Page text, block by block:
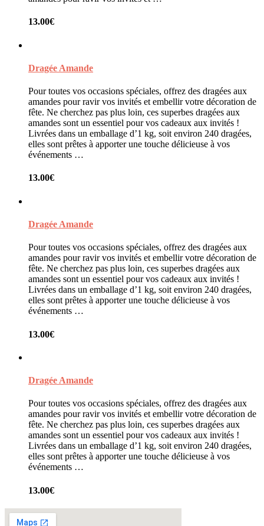
13.00€
Dragée Amande
Pour toutes vos occasions spéciales, offrez des dragées aux
amandes pour ravir vos invités et embellir votre décoration de
fête. Ne cherchez pas plus loin, ces superbes dragées aux
amandes sont un essentiel pour vos cadeaux aux invités !
Livrées dans un emballage d’1 kg, soit environ 240 dragées,
elles sont prêtes à apporter une touche délicieuse à vos
événements …
13.00€
Dragée Amande
Pour toutes vos occasions spéciales, offrez des dragées aux
amandes pour ravir vos invités et embellir votre décoration de
fête. Ne cherchez pas plus loin, ces superbes dragées aux
amandes sont un essentiel pour vos cadeaux aux invités !
Livrées dans un emballage d’1 kg, soit environ 240 dragées,
elles sont prêtes à apporter une touche délicieuse à vos
événements …
13.00€
Dragée Amande
Pour toutes vos occasions spéciales, offrez des dragées aux
amandes pour ravir vos invités et embellir votre décoration de
fête. Ne cherchez pas plus loin, ces superbes dragées aux
amandes sont un essentiel pour vos cadeaux aux invités !
Livrées dans un emballage d’1 kg, soit environ 240 dragées,
elles sont prêtes à apporter une touche délicieuse à vos
événements …
13.00€